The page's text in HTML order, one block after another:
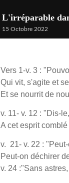
L'irréparable
15 Octobre 2022
Vers 1-v. 3 :
Qui vit, s'agite et
Et se nourrit de
v. 11- v. 12 : "Dis-
A cet esprit
v. 21- v. 22 :
Peut-on déchirer
v. 24 :"Sans